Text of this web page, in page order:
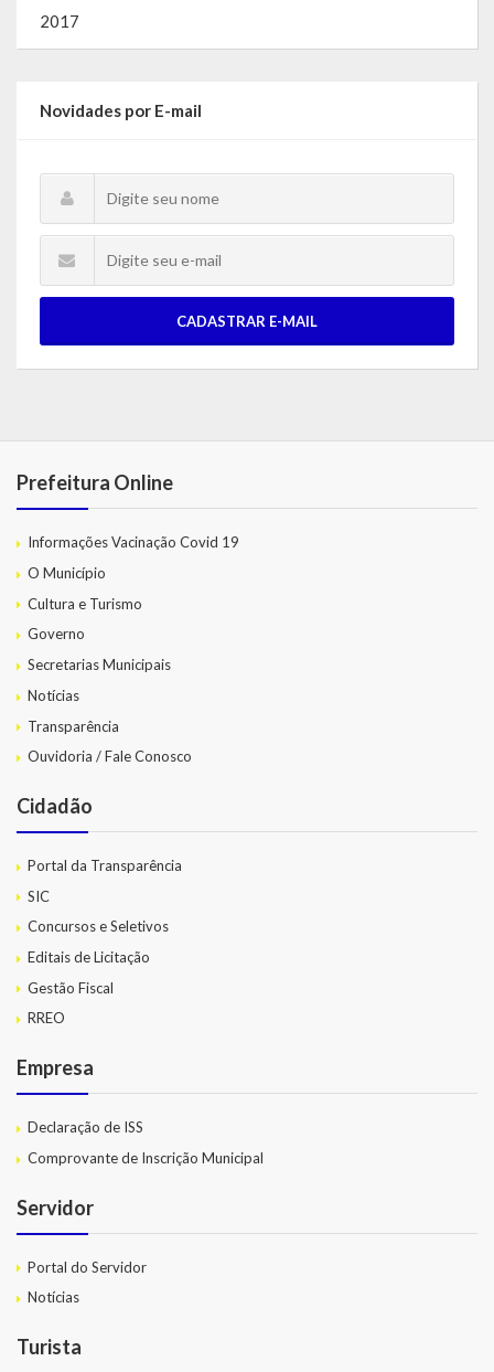
2017
Novidades por E-mail
CADASTRAR E-MAIL
Prefeitura Online
Informações Vacinação Covid 19
O Município
Cultura e Turismo
Governo
Secretarias Municipais
Notícias
Transparência
Ouvidoria / Fale Conosco
Cidadão
Portal da Transparência
SIC
Concursos e Seletivos
Editais de Licitação
Gestão Fiscal
RREO
Empresa
Declaração de ISS
Comprovante de Inscrição Municipal
Servidor
Portal do Servidor
Notícias
Turista